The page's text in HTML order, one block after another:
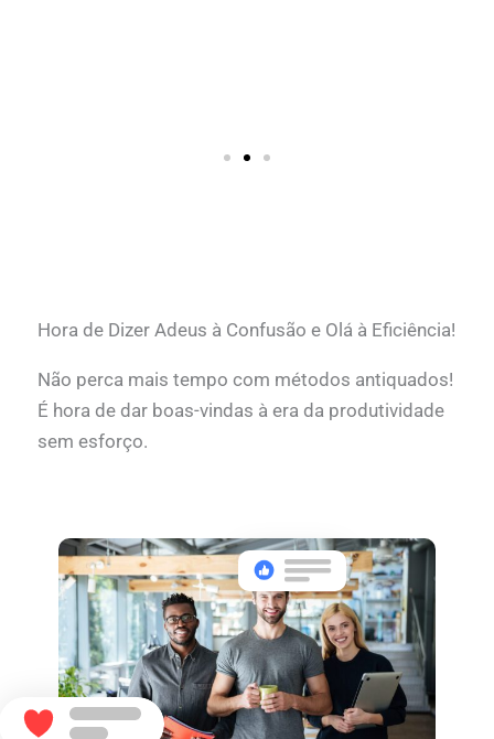
Hora de Dizer Adeus à Confusão e Olá à Eficiência!
Não perca mais tempo com métodos antiquados!
É hora de dar boas-vindas à era da produtividade
sem esforço.